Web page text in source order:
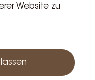
Website zu